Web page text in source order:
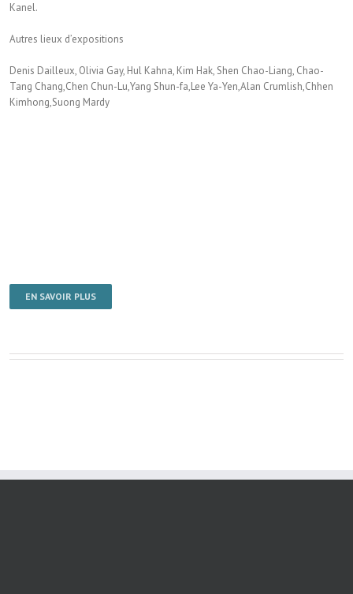
Kanel.
Autres lieux d’expositions
Denis Dailleux, Olivia Gay, Hul Kahna, Kim Hak, Shen Chao-Liang, Chao-
Tang Chang,Chen Chun-Lu,Yang Shun-fa,Lee Ya-Yen,Alan Crumlish,Chhen
Kimhong,Suong Mardy
EN SAVOIR PLUS